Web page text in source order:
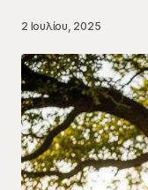
2 Ιουλίου, 2025